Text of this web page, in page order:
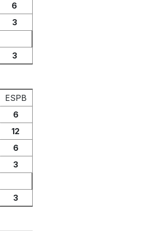
6
3
3
ESPB
6
12
6
3
3